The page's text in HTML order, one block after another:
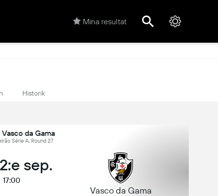
Mina resultat
Historik
da Gama
Série A, Round 27
sep.
17:00
Vasco da Gama